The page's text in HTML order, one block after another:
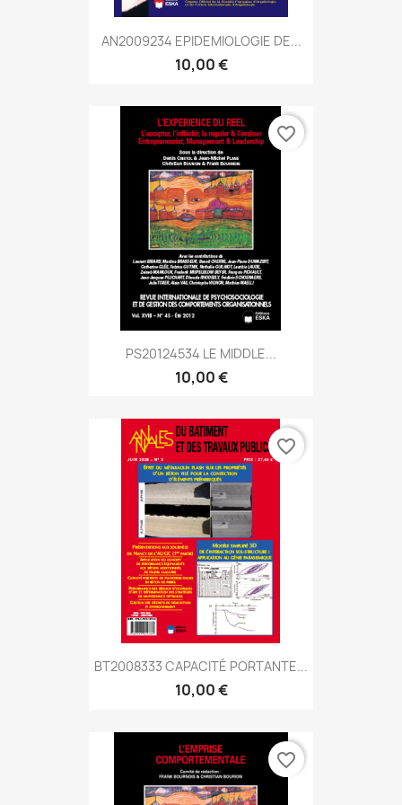
AN2009234 EPIDEMIOLOGIE DE...
10,00 €
PS20124534 LE MIDDLE...
10,00 €
favorite_border
BT2008333 CAPACITÉ PORTANTE...
10,00 €
favorite_border
favorite_border